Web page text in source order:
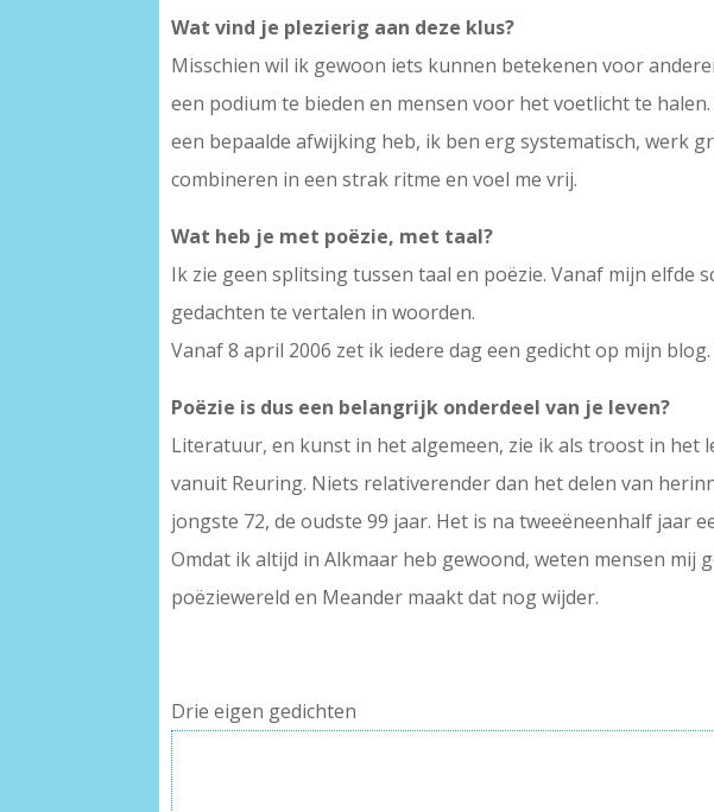
Wat vind je plezierig aan deze klus?
Misschien wil ik gewoon iets kunnen betekenen voor
een podium te bieden en mensen voor het voetlicht te
een bepaalde afwijking heb, ik ben erg systematisch, werk
combineren in een strak ritme en voel me vrij.
Wat heb je met poëzie, met taal?
Ik zie geen splitsing tussen taal en poëzie. Vanaf mijn
gedachten te vertalen in woorden.
Vanaf 8 april 2006 zet ik iedere dag een gedicht op mijn
Poëzie is dus een belangrijk onderdeel van je leven?
Literatuur, en kunst in het algemeen, zie ik als troost in het
vanuit Reuring. Niets relativerender dan het delen van
jongste 72, de oudste 99 jaar. Het is na tweeëneenhalf jaar
Omdat ik altijd in Alkmaar heb gewoond, weten mensen
poëziewereld en Meander maakt dat nog wijder.
Drie eigen gedichten